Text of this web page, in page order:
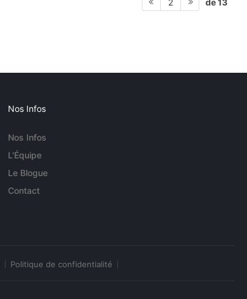
2
Nos Infos
Nos Infos
L'Équipe
Le Blogue
Contact
Politique de confidentialité